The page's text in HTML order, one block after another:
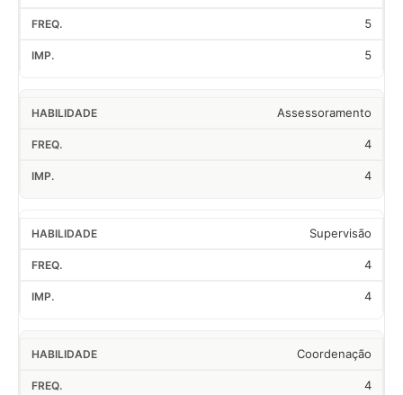
5
5
Assessoramento
4
4
Supervisão
4
4
Coordenação
4